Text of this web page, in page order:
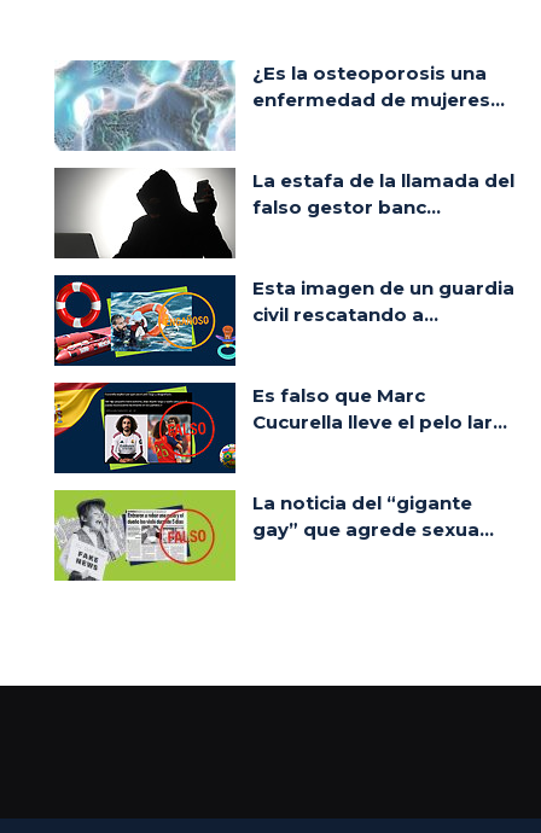
¿Es la osteoporosis una
enfermedad de mujeres...
La estafa de la llamada del
falso gestor banc...
Esta imagen de un guardia
civil rescatando a...
Es falso que Marc
Cucurella lleve el pelo lar...
La noticia del “gigante
gay” que agrede sexua...